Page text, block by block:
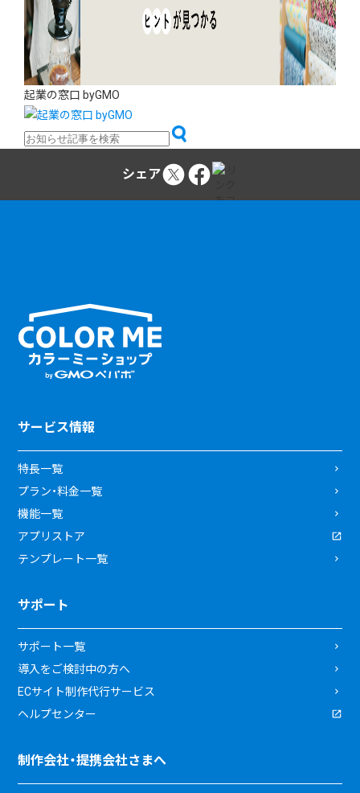
起業の窓口 byGMO
シェア
サービス情報
特長一覧
プラン・料金一覧
機能一覧
アプリストア
テンプレート一覧
サポート
サポート一覧
導入をご検討中の方へ
ECサイト制作代行サービス
ヘルプセンター
制作会社・提携会社さまへ